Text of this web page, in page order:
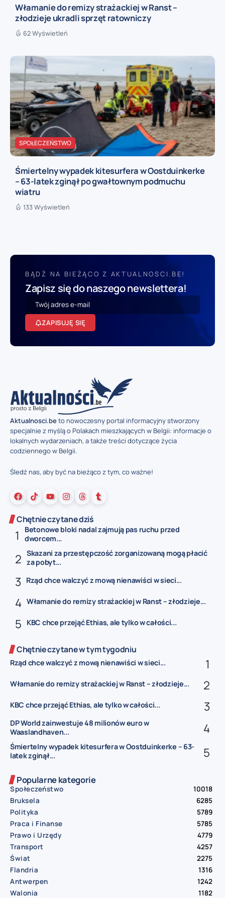
Włamanie do remizy strażackiej w Ranst –
złodzieje ukradli sprzęt ratowniczy
62 Wyświetleń
SPOŁECZEŃSTWO
Śmiertelny wypadek kitesurfera w Oostduinkerke
– 63-latek zginął po gwałtownym podmuchu
wiatru
133 Wyświetleń
BĄDŹ NA BIEŻĄCO Z AKTUALNOSCI.BE!
Zapisz się do naszego newslettera!
ZAPISUJĘ SIĘ
Aktualnosci.beto nowoczesny portal informacyjny stworzony
specjalnie z myślą o Polakach mieszkających w Belgii: informacje o
lokalnych wydarzeniach, a także treści dotyczące życia
codziennego w Belgii.
Śledź nas, aby być na bieżąco z tym, co ważne!
Chętnie czytane dziś
Betonowe bloki nadal zajmują pas ruchu przed
dworcem...
Skazani za przestępczość zorganizowaną mogą płacić
za pobyt...
Rząd chce walczyć z mową nienawiści w sieci...
Włamanie do remizy strażackiej w Ranst – złodzieje...
KBC chce przejąć Ethias, ale tylko w całości...
Chętnie czytane w tym tygodniu
Rząd chce walczyć z mową nienawiści w sieci...
Włamanie do remizy strażackiej w Ranst – złodzieje...
KBC chce przejąć Ethias, ale tylko w całości...
DP World zainwestuje 48 milionów euro w
Waaslandhaven...
Śmiertelny wypadek kitesurfera w Oostduinkerke – 63-
latek zginął...
Popularne kategorie
Społeczeństwo
10018
Bruksela
6285
Polityka
5789
Praca i Finanse
5785
Prawo i Urzędy
4779
Transport
4257
Świat
2275
Flandria
1316
Antwerpen
1242
Walonia
1182